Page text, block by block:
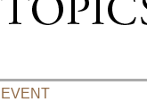
EVENT